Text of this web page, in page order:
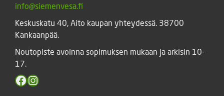
info@siemenvesa.fi
Keskuskatu 40, Aito kaupan yhteydessä. 38700
Kankaanpää.
Noutopiste avoinna sopimuksen mukaan ja arkisin 10-
17.
Facebook
Instagram